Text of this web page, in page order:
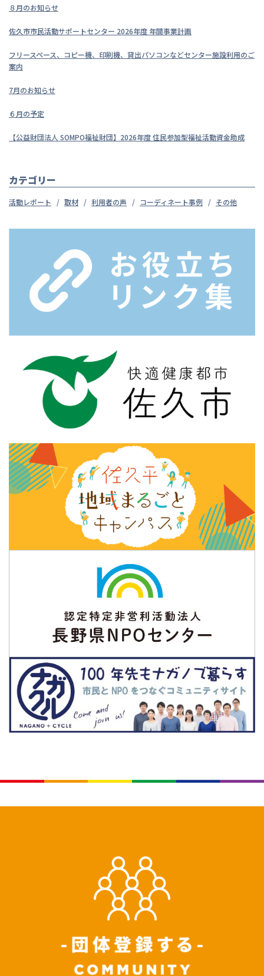
８月のお知らせ
佐久市市民活動サポートセンター 2026年度 年間事業計画
フリースペース、コピー機、印刷機、貸出パソコンなどセンター施設利用のご
案内
7月のお知らせ
６月の予定
【公益財団法人 SOMPO福祉財団】2026年度 住民参加型福祉活動資金助成
カテゴリー
活動レポート 取材 利用者の声 コーディネート事例 その他